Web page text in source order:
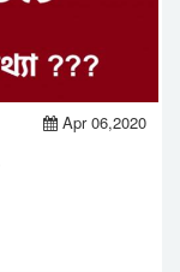
Apr 06,2020